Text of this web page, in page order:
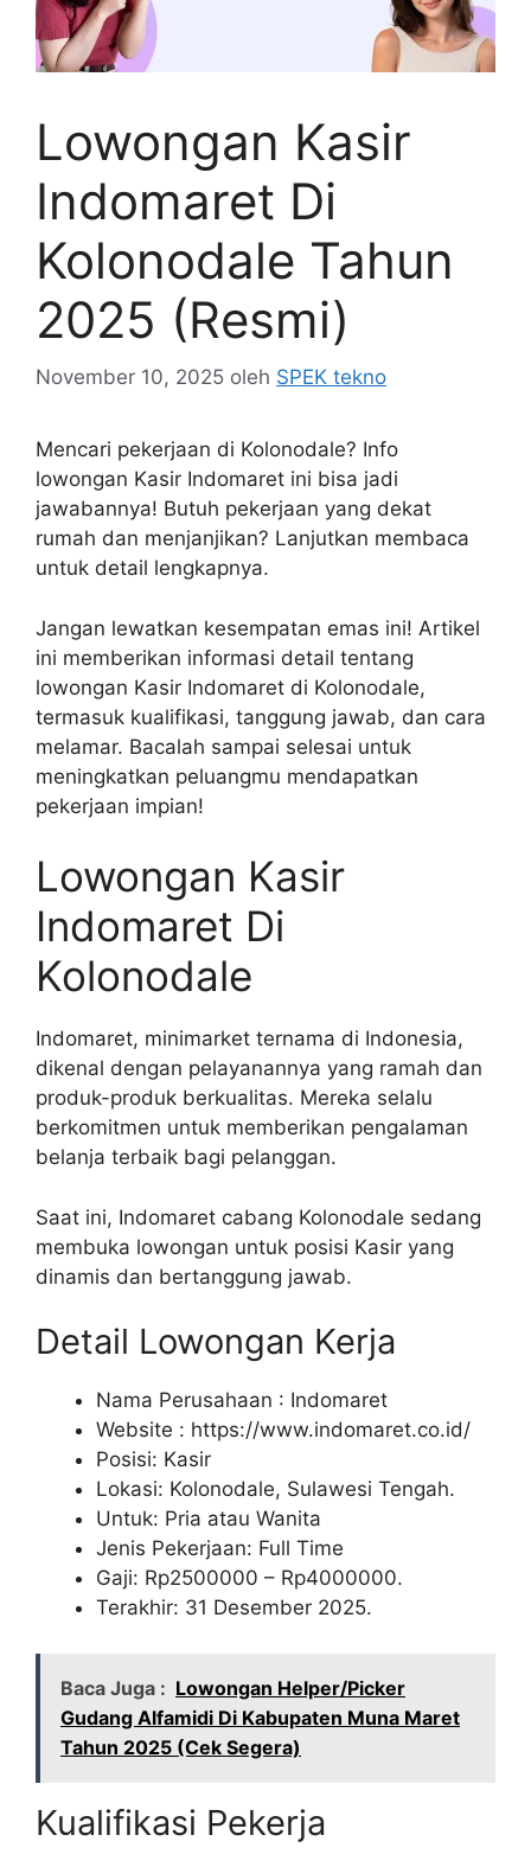
Lowongan Kasir
Indomaret Di
Kolonodale Tahun
2025 (Resmi)
November 10, 2025 oleh SPEK tekno
Mencari pekerjaan di Kolonodale? Info
lowongan Kasir Indomaret ini bisa jadi
jawabannya! Butuh pekerjaan yang dekat
rumah dan menjanjikan? Lanjutkan membaca
untuk detail lengkapnya.
Jangan lewatkan kesempatan emas ini! Artikel
ini memberikan informasi detail tentang
lowongan Kasir Indomaret di Kolonodale,
termasuk kualifikasi, tanggung jawab, dan cara
melamar. Bacalah sampai selesai untuk
meningkatkan peluangmu mendapatkan
pekerjaan impian!
Lowongan Kasir
Indomaret Di
Kolonodale
Indomaret, minimarket ternama di Indonesia,
dikenal dengan pelayanannya yang ramah dan
produk-produk berkualitas. Mereka selalu
berkomitmen untuk memberikan pengalaman
belanja terbaik bagi pelanggan.
Saat ini, Indomaret cabang Kolonodale sedang
membuka lowongan untuk posisi Kasir yang
dinamis dan bertanggung jawab.
Detail Lowongan Kerja
Nama Perusahaan : Indomaret
Website : https://www.indomaret.co.id/
Posisi: Kasir
Lokasi: Kolonodale, Sulawesi Tengah.
Untuk: Pria atau Wanita
Jenis Pekerjaan: Full Time
Gaji: Rp2500000 – Rp4000000.
Terakhir: 31 Desember 2025.
Baca Juga : Lowongan Helper/Picker
Gudang Alfamidi Di Kabupaten Muna Maret
Tahun 2025 (Cek Segera)
Kualifikasi Pekerja